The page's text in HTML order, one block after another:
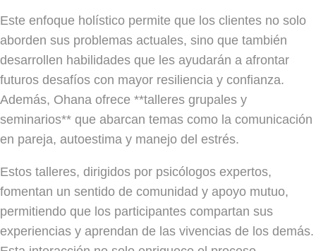
Este enfoque holístico permite que los clientes no solo
aborden sus problemas actuales, sino que también
desarrollen habilidades que les ayudarán a afrontar
futuros desafíos con mayor resiliencia y confianza.
Además, Ohana ofrece **talleres grupales y
seminarios** que abarcan temas como la comunicación
en pareja, autoestima y manejo del estrés.
Estos talleres, dirigidos por psicólogos expertos,
fomentan un sentido de comunidad y apoyo mutuo,
permitiendo que los participantes compartan sus
experiencias y aprendan de las vivencias de los demás.